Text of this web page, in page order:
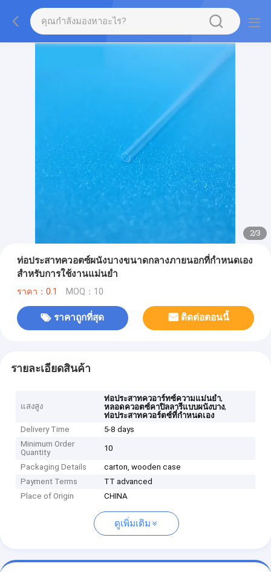
2/3
ท่อประสาทควอตซ์ผนังบางขนาดกลางภายนอกที่กําหนดเอง
สําหรับการใช้งานแม่นยํา
ราคา：0.1 MOQ：10
ราคาถูกที่สุด ติดต่อตอนนี้
รายละเอียดสินค้า
แสงสูง
ท่อประสาทควอาร์ทซ์ความแม่นยํา,
หลอดควอตซ์คาปิลลารีแบบผนังบาง,
ท่อประสาทควอร์ตซ์ที่กําหนดเอง
Delivery Time
5-8 days
Minimum Order
Quantity
10
Packaging Details
carton, wooden case
Payment Terms
TT advanced
Place of Origin
CHINA
ดูเพิ่มเติม